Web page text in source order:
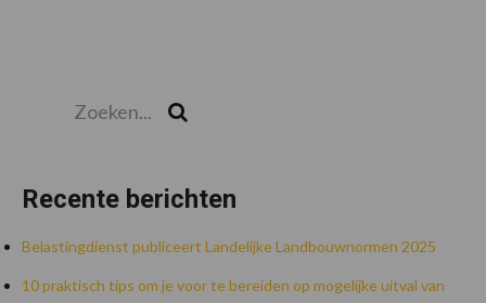
Recente berichten
Belastingdienst publiceert Landelijke Landbouwnormen 2025
10 praktisch tips om je voor te bereiden op mogelijke uitval van